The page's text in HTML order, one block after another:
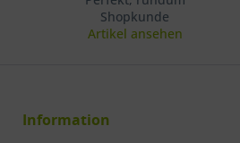
Shopkunde
Artikel ansehen
Information